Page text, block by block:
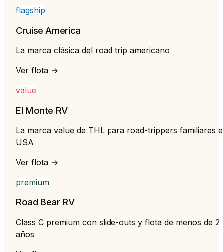
flagship
Cruise America
La marca clásica del road trip americano
Ver flota →
value
El Monte RV
La marca value de THL para road-trippers familiares
USA
Ver flota →
premium
Road Bear RV
Class C premium con slide-outs y flota de menos de 2
años